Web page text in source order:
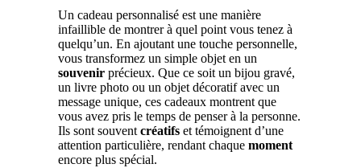
Un cadeau personnalisé est une manière
infaillible de montrer à quel point vous tenez à
quelqu’un. En ajoutant une touche personnelle,
vous transformez un simple objet en un
souvenir précieux. Que ce soit un bijou gravé,
un livre photo ou un objet décoratif avec un
message unique, ces cadeaux montrent que
vous avez pris le temps de penser à la personne.
Ils sont souvent créatifs et témoignent d’une
attention particulière, rendant chaque moment
encore plus spécial.